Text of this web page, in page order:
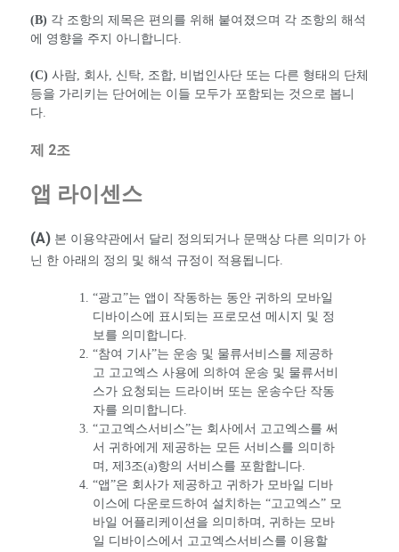
(B) 각 조항의 제목은 편의를 위해 붙여졌으며 각 조항의 해석
에 영향을 주지 아니합니다.
(C) 사람, 회사, 신탁, 조합, 비법인사단 또는 다른 형태의 단체
등을 가리키는 단어에는 이들 모두가 포함되는 것으로 봅니
다.
제 2조
앱 라이센스
(A) 본 이용약관에서 달리 정의되거나 문맥상 다른 의미가 아
닌 한 아래의 정의 및 해석 규정이 적용됩니다.
“광고”는 앱이 작동하는 동안 귀하의 모바일
디바이스에 표시되는 프로모션 메시지 및 정
보를 의미합니다.
“참여 기사”는 운송 및 물류서비스를 제공하
고 고고엑스 사용에 의하여 운송 및 물류서비
스가 요청되는 드라이버 또는 운송수단 작동
자를 의미합니다.
“고고엑스서비스”는 회사에서 고고엑스를 써
서 귀하에게 제공하는 모든 서비스를 의미하
며, 제3조(a)항의 서비스를 포함합니다.
“앱”은 회사가 제공하고 귀하가 모바일 디바
이스에 다운로드하여 설치하는 “고고엑스” 모
바일 어플리케이션을 의미하며, 귀하는 모바
일 디바이스에서 고고엑스서비스를 이용할